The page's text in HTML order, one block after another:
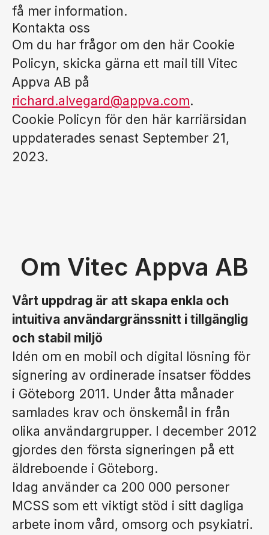
få mer information.
Kontakta oss
Om du har frågor om den här Cookie
Policyn, skicka gärna ett mail till Vitec
Appva AB på
richard.alvegard@appva.com.
Cookie Policyn för den här karriärsidan
uppdaterades senast September 21,
2023.
Om Vitec Appva AB
Vårt uppdrag är att skapa enkla och
intuitiva användargränssnitt i tillgänglig
och stabil miljö
Idén om en mobil och digital lösning för
signering av ordinerade insatser föddes
i Göteborg 2011. Under åtta månader
samlades krav och önskemål in från
olika användargrupper. I december 2012
gjordes den första signeringen på ett
äldreboende i Göteborg.
Idag använder ca 200 000 personer
MCSS som ett viktigt stöd i sitt dagliga
arbete inom vård, omsorg och psykiatri.